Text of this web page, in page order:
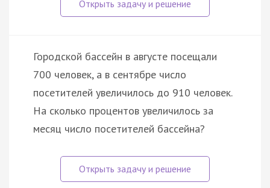
Городской бассейн в августе посещали
700 человек, а в сентябре число
посетителей увеличилось до 910 человек.
На сколько процентов увеличилось за
месяц число посетителей бассейна?